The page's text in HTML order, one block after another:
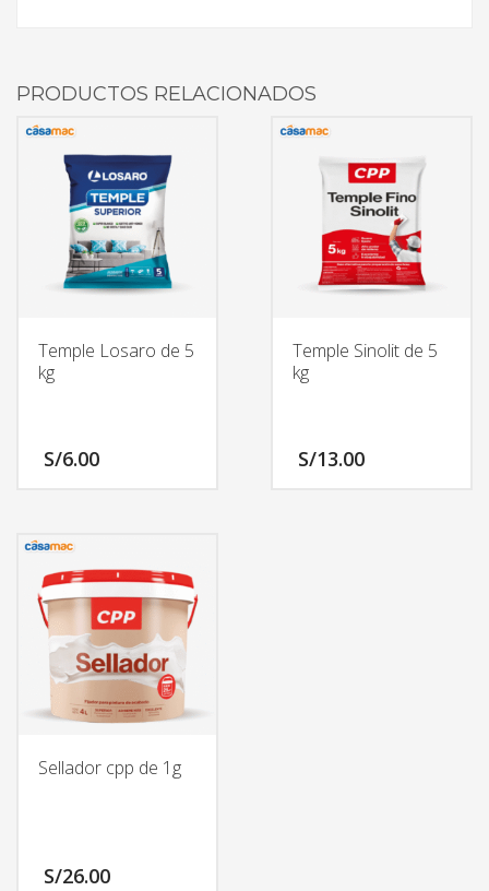
PRODUCTOS RELACIONADOS
Temple Losaro de 5
kg
S/6.00
Temple Sinolit de 5
kg
S/13.00
Sellador cpp de 1g
S/26.00